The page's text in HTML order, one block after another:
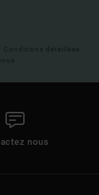
Conditions détaillées
nous